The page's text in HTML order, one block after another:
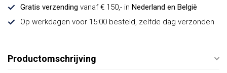
Gratis verzending vanaf € 150,- in Nederland en België
Op werkdagen voor 15:00 besteld, zelfde dag verzonden
Productomschrijving